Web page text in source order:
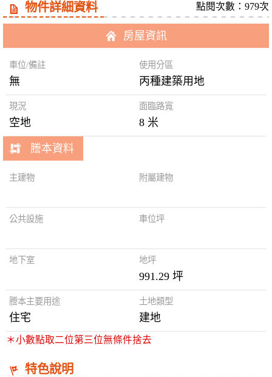
物件詳細資料 點閱次數：979次
房屋資訊
車位/備註
無
使用分區
丙種建築用地
現況
空地
面臨路寬
8 米
謄本資料
主建物 附屬建物
公共設施 車位坪
地下室 地坪
991.29 坪
謄本主要用途
住宅
土地類型
建地
＊小數點取二位第三位無條件捨去
特色說明